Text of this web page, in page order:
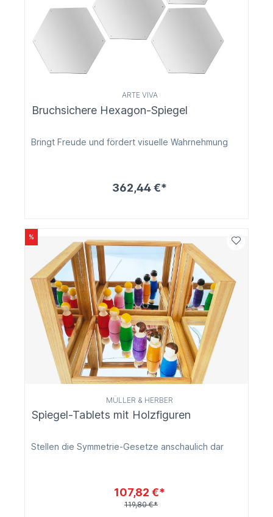
ARTE VIVA
Bruchsichere Hexagon-Spiegel
Bringt Freude und fördert visuelle Wahrnehmung
362,44 €*
%
MÜLLER & HERBER
Spiegel-Tablets mit Holzfiguren
Stellen die Symmetrie-Gesetze anschaulich dar
107,82 €*
119,80 €*